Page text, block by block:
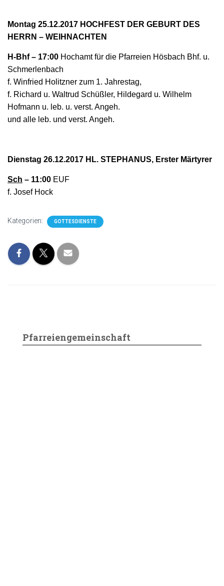
Montag 25.12.2017 HOCHFEST DER GEBURT DES
HERRN – WEIHNACHTEN
H-Bhf – 17:00 Hochamt für die Pfarreien Hösbach Bhf. u.
Schmerlenbach
f. Winfried Holitzner zum 1. Jahrestag,
f. Richard u. Waltrud Schüßler, Hildegard u. Wilhelm
Hofmann u. leb. u. verst. Angeh.
und alle leb. und verst. Angeh.
Dienstag 26.12.2017 HL. STEPHANUS, Erster Märtyrer
Sch – 11:00 EUF
f. Josef Hock
Kategorien: GOTTESDIENSTE
Pfarreiengemeinschaft